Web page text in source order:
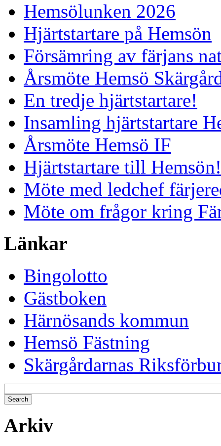
Hemsölunken 2026
Hjärtstartare på Hemsön
Försämring av färjans
Årsmöte Hemsö
En tredje hjärtstartare!
Insamling hjärtstartare
Årsmöte Hemsö IF
Hjärtstartare till Hemsön!
Möte med ledchef
Möte om frågor kring
Länkar
Bingolotto
Gästboken
Härnösands kommun
Hemsö Fästning
Skärgårdarnas
Arkiv